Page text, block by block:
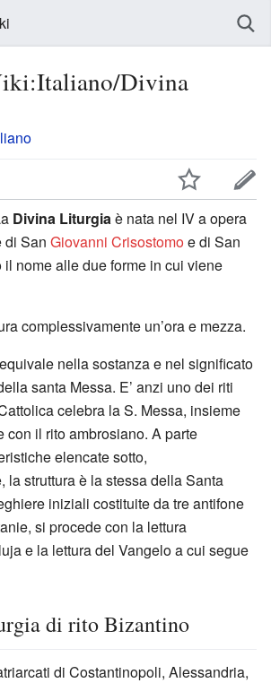
Divina
Divina Liturgia è nata nel IV a opera
di San Giovanni Crisostomoe di San
nome alle due forme in cui viene
complessivamente un’ora e mezza.
nella sostanza e nel significato
santa Messa. E’ anzi uno dei riti
celebra la S. Messa, insieme
con il rito ambrosiano. A parte
elencate sotto,
la struttura è la stessa della Santa
iniziali costituite da tre antifone
si procede con la lettura
e la lettura del Vangelo a cui segue
di rito Bizantino
di Costantinopoli, Alessandria,